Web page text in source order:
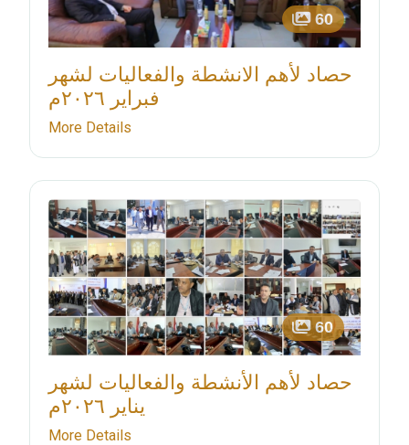
60
حصاد لأهم الانشطة والفعاليات لشهر
فبراير ٢٠٢٦م
More Details
60
حصاد لأهم الأنشطة والفعاليات لشهر
يناير ٢٠٢٦م
More Details